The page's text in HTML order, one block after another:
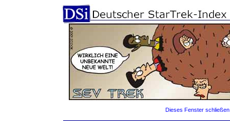
Dieses Fenster schließen